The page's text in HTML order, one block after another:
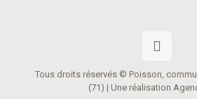
Tous droits réservés © Poisson,
(71) | Une réalisation